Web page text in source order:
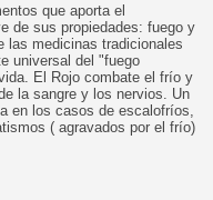
que aporta el
de sus propiedades: fuego y
las medicinas tradicionales
universal del "fuego
El Rojo combate el frío y
la sangre y los nervios. Un
en los casos de escalofríos,
( agravados por el frío)